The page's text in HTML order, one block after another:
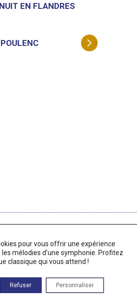
EN FLANDRES
83 Route des Alix
46500 Rocamadour
Du lundi au vendredi :
9h00—17h00
pour vous offrir une expérience
mélodies d’une symphonie. Profitez
classique qui vous attend !
Refuser Personnaliser